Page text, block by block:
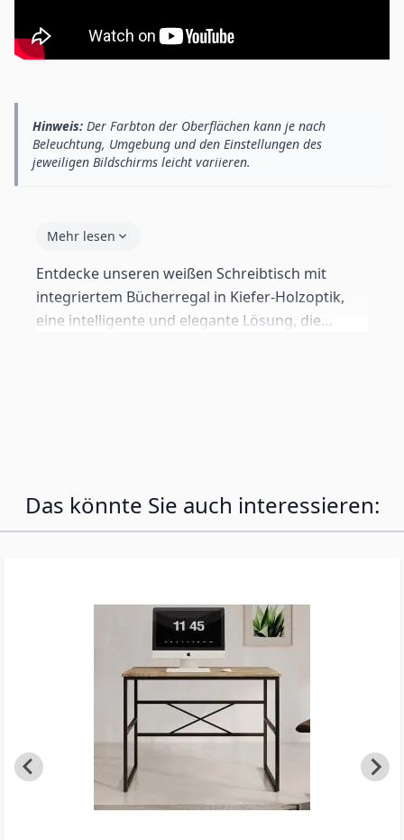
Hinweis: Der Farbton der Oberflächen kann je nach
Beleuchtung, Umgebung und den Einstellungen des
jeweiligen Bildschirms leicht variieren.
Mehr lesen
Entdecke unseren weißen Schreibtisch mit
integriertem Bücherregal in Kiefer-Holzoptik,
eine intelligente und elegante Lösung, die
jeder Einrichtung passt. Die 10 Stauraumfächer
in den Beinen bieten idealen Platz für Bücher,
Das könnte Sie auch interessieren: